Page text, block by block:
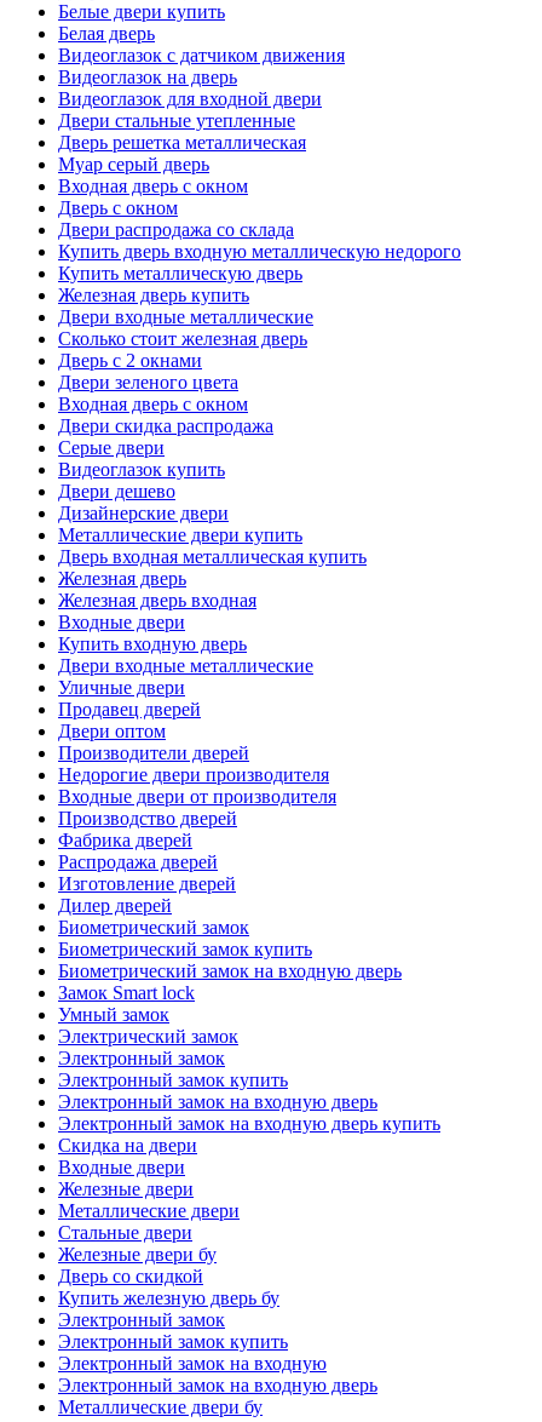
Белые двери купить
Белая дверь
Видеоглазок с датчиком движения
Видеоглазок на дверь
Видеоглазок для входной двери
Двери стальные утепленные
Дверь решетка металлическая
Муар серый дверь
Входная дверь с окном
Дверь с окном
Двери распродажа со склада
Купить дверь входную металлическую недорого
Купить металлическую дверь
Железная дверь купить
Двери входные металлические
Сколько стоит железная дверь
Дверь с 2 окнами
Двери зеленого цвета
Входная дверь с окном
Двери скидка распродажа
Серые двери
Видеоглазок купить
Двери дешево
Дизайнерские двери
Металлические двери купить
Дверь входная металлическая купить
Железная дверь
Железная дверь входная
Входные двери
Купить входную дверь
Двери входные металлические
Уличные двери
Продавец дверей
Двери оптом
Производители дверей
Недорогие двери производителя
Входные двери от производителя
Производство дверей
Фабрика дверей
Распродажа дверей
Изготовление дверей
Дилер дверей
Биометрический замок
Биометрический замок купить
Биометрический замок на входную дверь
Замок Smart lock
Умный замок
Электрический замок
Электронный замок
Электронный замок купить
Электронный замок на входную дверь
Электронный замок на входную дверь купить
Скидка на двери
Входные двери
Железные двери
Металлические двери
Стальные двери
Железные двери бу
Дверь со скидкой
Купить железную дверь бу
Электронный замок
Электронный замок купить
Электронный замок на входную
Электронный замок на входную дверь
Металлические двери бу